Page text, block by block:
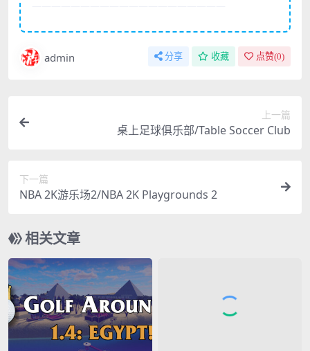
admin 分享 收藏 点赞(0)
上一篇
桌上足球俱乐部/Table Soccer Club
下一篇
NBA 2K游乐场2/NBA 2K Playgrounds 2
相关文章